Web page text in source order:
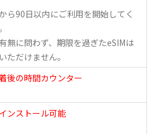
ら90日以内にご利用を開始してく
無に問わず、期限を過ぎたeSIMは
ただけません。
後の時間カウンター
ンストール可能